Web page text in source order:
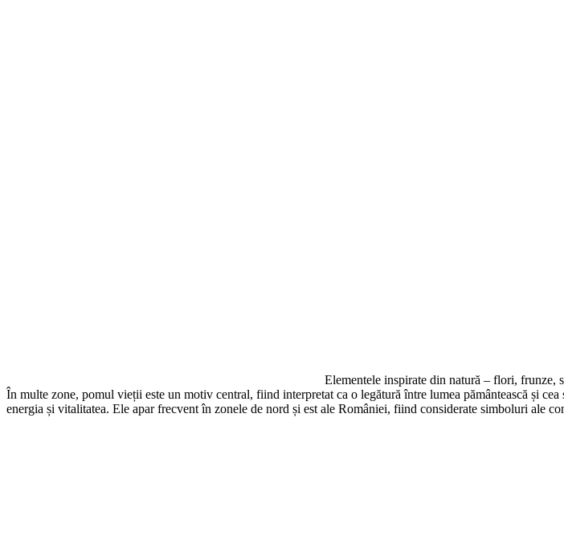
Elementele inspirate din natură – flori, frunze,
În multe zone, pomul vieții este un motiv central, fiind interpretat ca o legătură între lumea pământească și
energia și vitalitatea. Ele apar frecvent în zonele de nord și est ale României, fiind considerate simboluri ale